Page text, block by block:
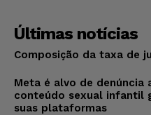
Últimas notícias
Composição da taxa de
Meta é alvo de denúncia
conteúdo sexual infantil
suas plataformas